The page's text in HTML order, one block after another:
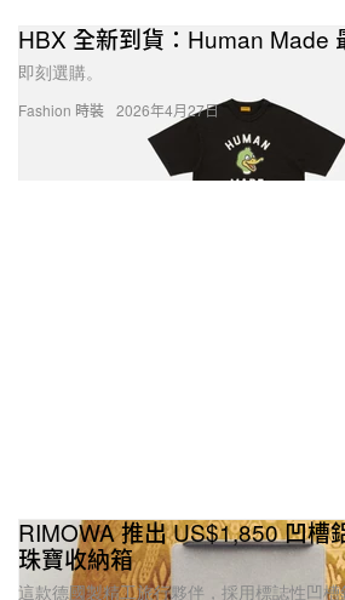
Fashion 時裝
HBX 全新到貨：Human Made
即刻選購。
2026年4月27日
RIMOWA 推出 US$1,850 凹槽
珠寶收納箱
這款德國製精工旅行夥伴，採用標誌性凹